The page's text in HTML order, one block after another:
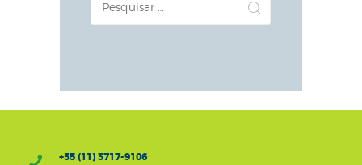
por:
+55 (11) 3717-9106